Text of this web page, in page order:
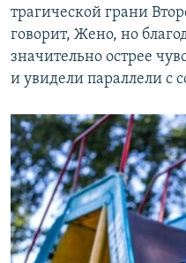
трагической грани
говорит, Жено, но
значительно острее
и увидели параллели